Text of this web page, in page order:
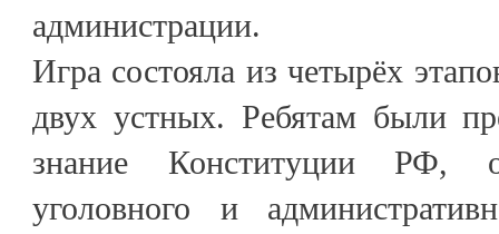
администрации.
Игра состояла из четырёх
двух устных. Ребятам были
знание Конституции РФ,
уголовного и